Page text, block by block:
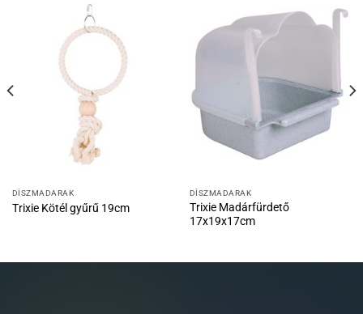
DÍSZMADARAK
Trixie Kötél gyűrű 19cm
DÍSZMADARAK
Trixie Madárfürdető
17x19x17cm